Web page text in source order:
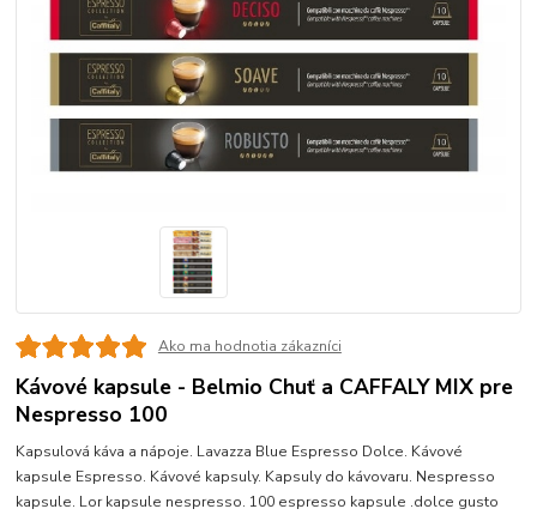
Ako ma hodnotia zákazníci
Kávové kapsule - Belmio Chuť a CAFFALY MIX pre
Nespresso 100
Kapsulová káva a nápoje. Lavazza Blue Espresso Dolce. Kávové
kapsule Espresso. Kávové kapsuly. Kapsuly do kávovaru. Nespresso
kapsule. Lor kapsule nespresso. 100 espresso kapsule .dolce gusto